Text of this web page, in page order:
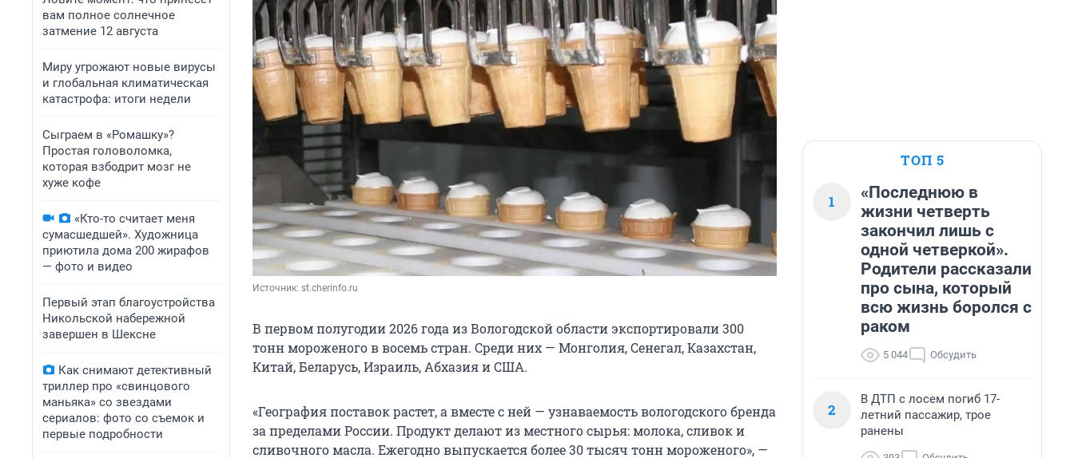
вам полное солнечное
затмение 12 августа
Миру угрожают новые вирусы
и глобальная климатическая
катастрофа: итоги недели
Сыграем в «Ромашку»?
Простая головоломка,
которая взбодрит мозг не
хуже кофе
«Кто-то считает меня
сумасшедшей». Художница
приютила дома 200 жирафов
— фото и видео
Первый этап благоустройства
Никольской набережной
завершен в Шексне
Как снимают детективный
триллер про «свинцового
маньяка» со звездами
сериалов: фото со съемок и
первые подробности
Источник: st.cherinfo.ru
В первом полугодии 2026 года из Вологодской области экспортировали 300
тонн мороженого в восемь стран. Среди них — Монголия, Сенегал, Казахстан,
Китай, Беларусь, Израиль, Абхазия и США.
«География поставок растет, а вместе с ней — узнаваемость вологодского бренда
за пределами России. Продукт делают из местного сырья: молока, сливок и
сливочного масла. Ежегодно выпускается более 30 тысяч тонн мороженого», —
ТОП 5
1
«Последнюю в
жизни четверть
закончил лишь с
одной четверкой».
Родители рассказали
про сына, который
всю жизнь боролся с
раком
5 044 Обсудить
2
В ДТП с лосем погиб 17-
летний пассажир, трое
ранены